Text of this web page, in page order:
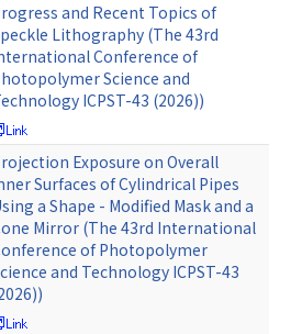
and Recent Topics of
Lithography (The 43rd
Conference of
Science and
ICPST-43 (2026))
Exposure on Overall
Surfaces of Cylindrical Pipes
a Shape - Modified Mask and a
Mirror (The 43rd International
of Photopolymer
and Technology ICPST-43